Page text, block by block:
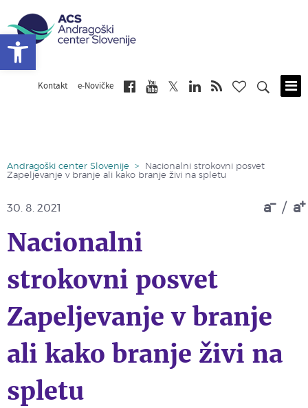
Kontakt e-Novičke
Andragoški center Slovenije >
Nacionalni strokovni posvet
Zapeljevanje v branje ali kako branje živi na spletu
a / a
30. 8. 2021
Nacionalni
strokovni posvet
Zapeljevanje v branje
ali kako branje živi na
spletu
Open toolbar